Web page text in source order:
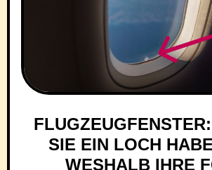
SIE EIN LOCH
WESHALB IHRE